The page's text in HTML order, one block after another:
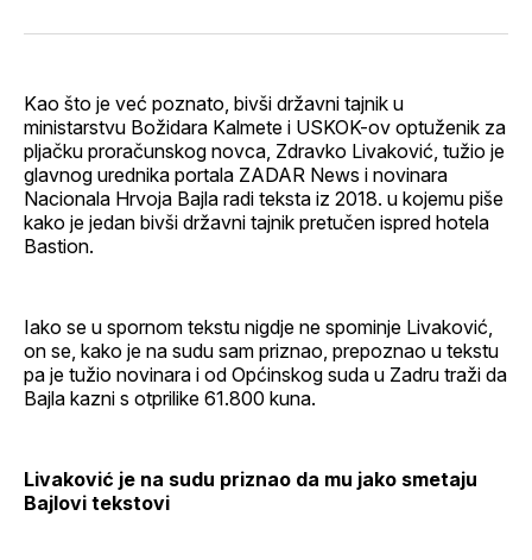
Kao što je već poznato, bivši državni tajnik u
ministarstvu Božidara Kalmete i USKOK-ov optuženik za
pljačku proračunskog novca, Zdravko Livaković, tužio je
glavnog urednika portala ZADAR News i novinara
Nacionala Hrvoja Bajla radi teksta iz 2018. u kojemu piše
kako je jedan bivši državni tajnik pretučen ispred hotela
Bastion.
Iako se u spornom tekstu nigdje ne spominje Livaković,
on se, kako je na sudu sam priznao, prepoznao u tekstu
pa je tužio novinara i od Općinskog suda u Zadru traži da
Bajla kazni s otprilike 61.800 kuna.
Livaković je na sudu priznao da mu jako smetaju
Bajlovi tekstovi